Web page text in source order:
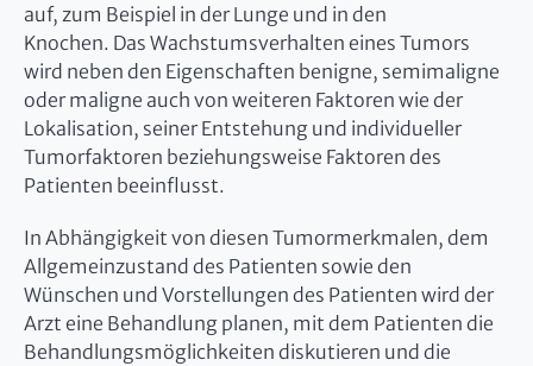
auf, zum Beispiel in der Lunge und in den
Knochen. Das Wachstumsverhalten eines Tumors
wird neben den Eigenschaften benigne, semimaligne
oder maligne auch von weiteren Faktoren wie der
Lokalisation, seiner Entstehung und individueller
Tumorfaktoren beziehungsweise Faktoren des
Patienten beeinflusst.
In Abhängigkeit von diesen Tumormerkmalen, dem
Allgemeinzustand des Patienten sowie den
Wünschen und Vorstellungen des Patienten wird der
Arzt eine Behandlung planen, mit dem Patienten die
Behandlungsmöglichkeiten diskutieren und die